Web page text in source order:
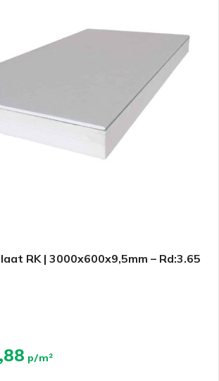
RK | 3000x600x9,5mm – Rd:3.65
p/m²